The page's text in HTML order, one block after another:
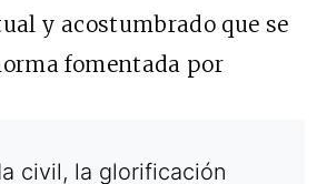
y acostumbrado que se
fomentada por
civil, la glorificación